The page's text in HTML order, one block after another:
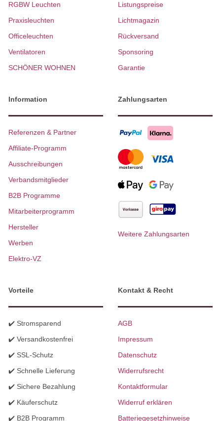
RGBW Leuchten
Praxisleuchten
Officeleuchten
Ventilatoren
SCHÖNER WOHNEN
Listungspreise
Lichtmagazin
Rückversand
Sponsoring
Garantie
Information
Referenzen & Partner
Affiliate-Programm
Ausschreibungen
Verbandsmitglieder
B2B Programme
Mitarbeiterprogramm
Hersteller
Werben
Elektro-VZ
Zahlungsarten
Weitere Zahlungsarten
Vorteile
✔️ Stromsparend
✔️ Versandkostenfrei
✔️ SSL-Schutz
✔️ Schnelle Lieferung
✔️ Sichere Bezahlung
✔️ Käuferschutz
✔️ B2B Programm
Kontakt & Recht
AGB
Impressum
Datenschutz
Widerrufsrecht
Kontaktformular
Widerruf erklären
Batteriegesetzhinweise